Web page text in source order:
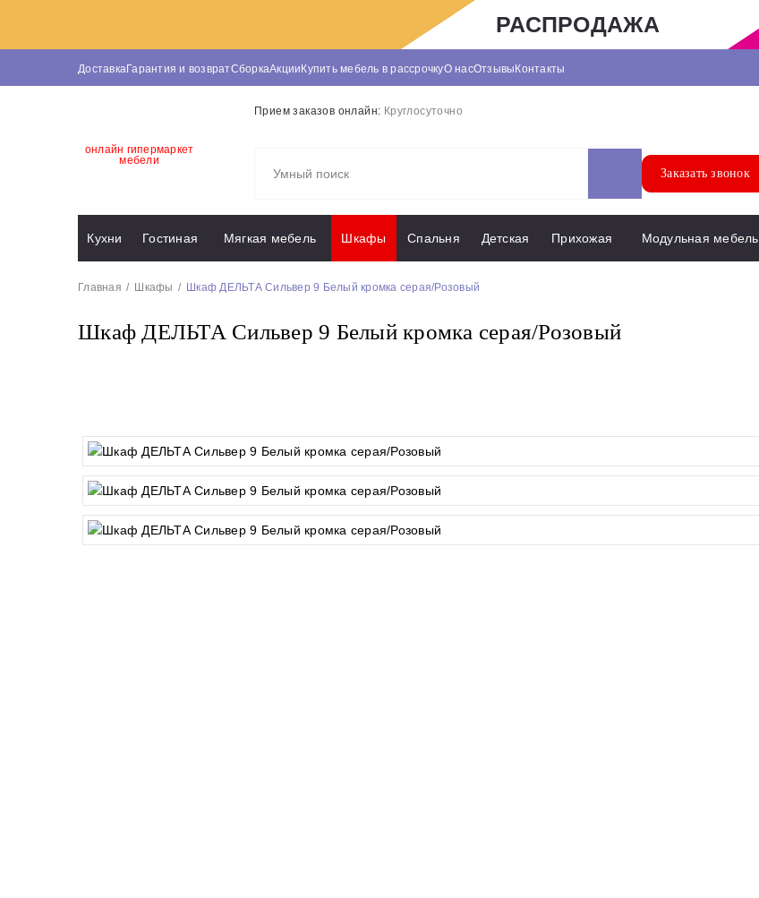
РАСПРОДАЖА
ДоставкаГарантия и возвратСборкаАкцииКупить мебель в рассрочкуО насОтзывыКонтакты
онлайн гипермаркет
мебели
Прием заказов онлайн: Круглосуточно
Заказать звонок
Кухни Гостиная Мягкая мебель Шкафы Спальня Детская Прихожая Модульная мебель
Главная Шкафы Шкаф ДЕЛЬТА Сильвер 9 Белый кромка серая/Розовый
Шкаф ДЕЛЬТА Сильвер 9 Белый кромка серая/Розовый